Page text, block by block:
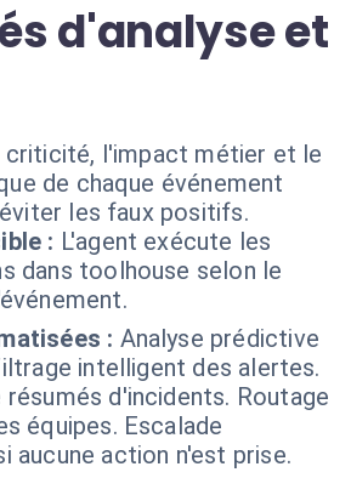
d'analyse et
criticité, l'impact métier et le
de chaque événement
les faux positifs.
: L'agent exécute les
dans toolhouse selon le
: Analyse prédictive
intelligent des alertes.
résumés d'incidents. Routage
équipes. Escalade
aucune action n'est prise.